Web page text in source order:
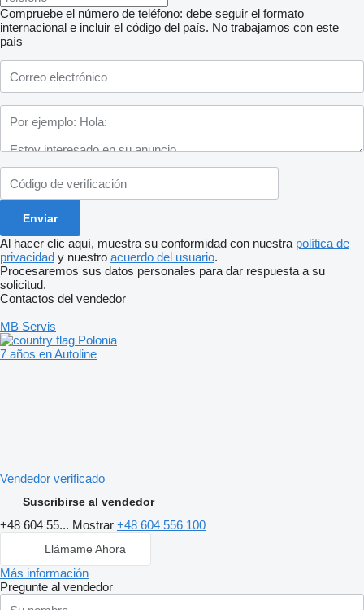
Compruebe el número de teléfono: debe seguir el formato
internacional e incluir el código del país. No trabajamos con este
país
Al hacer clic aquí, muestra su conformidad con nuestra política de
privacidad y nuestro acuerdo del usuario.
Procesaremos sus datos personales para dar respuesta a su
solicitud.
Contactos del vendedor
MB Servis
Polonia
7 años en Autoline
Vendedor verificado
Suscribirse al vendedor
+48 604 55... Mostrar +48 604 556 100
Llámame Ahora
Más información
Pregunte al vendedor